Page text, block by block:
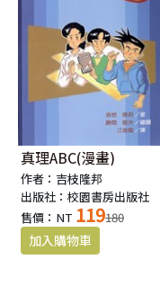
真理ABC(漫畫)
作者：吉枝隆邦
出版社：校園書房出版社
售價：NT 119180